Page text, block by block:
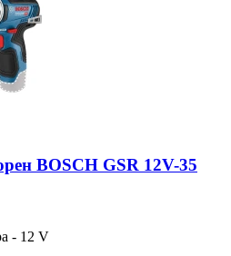
BOSCH GSR 12V-35
- 12 V